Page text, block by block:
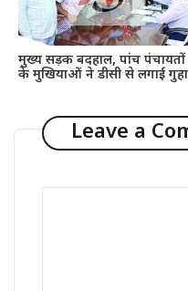
मुख्य सड़क बदहाल, पांच पंचायतों
के मुखियाओं ने डीसी से लगाई
Leave a